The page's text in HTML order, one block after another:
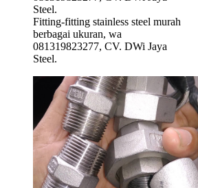
Fitting-fitting stainless steel murah
berbagai ukuran, wa
081319823277, CV. DWi Jaya
Steel.